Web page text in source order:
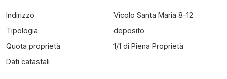
Indirizzo
Vicolo Santa Maria 8-12
Tipologia
deposito
Quota proprietà
1/1 di Piena Proprietà
Dati catastali